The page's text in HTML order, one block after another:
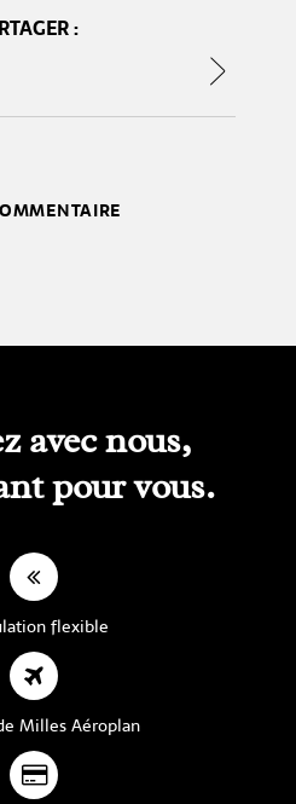
:
avec nous,
pour vous.
flexible
Milles Aéroplan